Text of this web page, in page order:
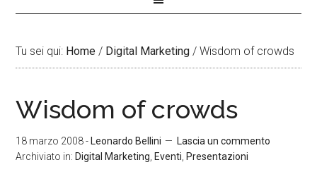
Tu sei qui: Home / Digital Marketing / Wisdom of crowds
Wisdom of crowds
18 marzo 2008- Leonardo Bellini
Lascia un commento
Archiviato in: Digital Marketing Eventi Presentazioni